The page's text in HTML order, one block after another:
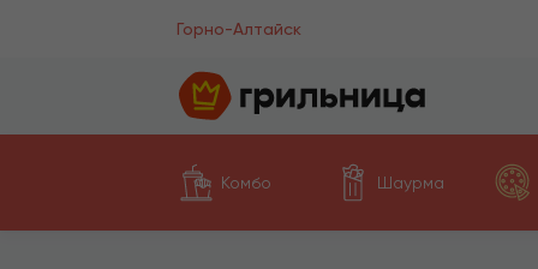
Горно-Алтайск
Комбо Шаурма